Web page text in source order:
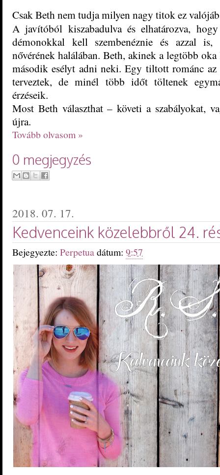
Csak Beth nem tudja milyen nagy titok ez
A javítóból kiszabadulva és elhatározva,
démonokkal kell szembenéznie és azzal
nővérének halálában. Beth, akinek a legtöbb
második esélyt adni neki. Egy tiltott románc
terveztek, de minél több időt töltenek
érzéseik.
Most Beth választhat – követi a szabályokat,
újra.
Tovább olvasom »
0 megjegyzés
2018. 07. 17.
Kedvenceink közelebbről 24.
Bejegyezte: Perpetuadátum: 9:57